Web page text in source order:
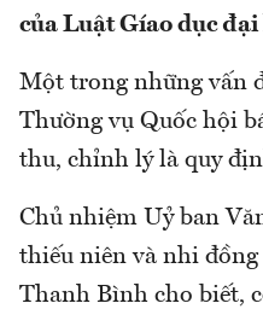
của Luật Gíao dục đại
Một trong những vấn
Thường vụ Quốc hội
thu, chỉnh lý là quy
Chủ nhiệm Uỷ ban
thiếu niên và nhi
Thanh Bình cho biết,